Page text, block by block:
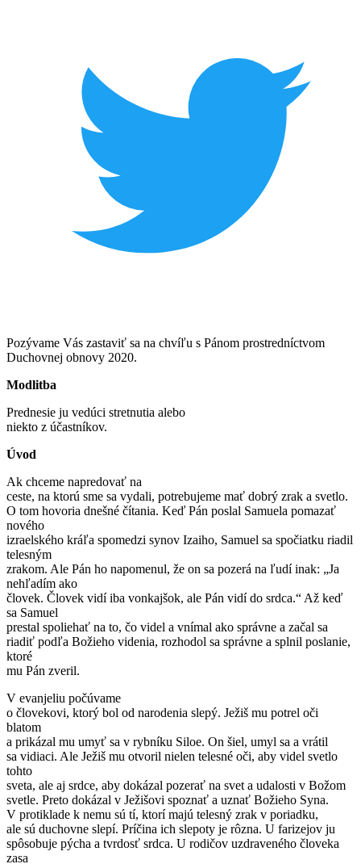
Pozývame Vás zastaviť sa na chvíľu s Pánom prostredníctvom
Duchovnej obnovy 2020.
Modlitba
Prednesie ju vedúci stretnutia alebo
niekto z účastníkov.
Úvod
Ak chceme napredovať na
ceste, na ktorú sme sa vydali, potrebujeme mať dobrý zrak a svetlo.
O tom hovoria dnešné čítania. Keď Pán poslal Samuela pomazať
nového
izraelského kráľa spomedzi synov Izaiho, Samuel sa spočiatku riadil
telesným
zrakom. Ale Pán ho napomenul, že on sa pozerá na ľudí inak: „Ja
nehľadím ako
človek. Človek vidí iba vonkajšok, ale Pán vidí do srdca.“ Až keď
sa Samuel
prestal spoliehať na to, čo videl a vnímal ako správne a začal sa
riadiť podľa Božieho videnia, rozhodol sa správne a splnil poslanie,
ktoré
mu Pán zveril.
V evanjeliu počúvame
o človekovi, ktorý bol od narodenia slepý. Ježiš mu potrel oči
blatom
a prikázal mu umyť sa v rybníku Siloe. On šiel, umyl sa a vrátil
sa vidiaci. Ale Ježiš mu otvoril nielen telesné oči, aby videl svetlo
tohto
sveta, ale aj srdce, aby dokázal pozerať na svet a udalosti v Božom
svetle. Preto dokázal v Ježišovi spoznať a uznať Božieho Syna.
V protiklade k nemu sú tí, ktorí majú telesný zrak v poriadku,
ale sú duchovne slepí. Príčina ich slepoty je rôzna. U farizejov ju
spôsobuje pýcha a tvrdosť srdca. U rodičov uzdraveného človeka
zasa